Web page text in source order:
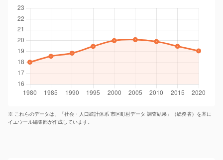
※ これらのデータは、「社会・人口統計体系 市区町村データ 調査結果」（総務省）を基に
イエウール編集部が作成しています。